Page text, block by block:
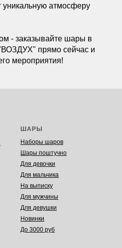
уникальную атмосферу
- заказывайте шары в
прямо сейчас и
мероприятия!
ШАРЫ
Наборы шаров
Шары поштучно
Для девочки
Для мальчика
На выписку
Для мужчины
Для девушки
Новинки
До 3000 руб